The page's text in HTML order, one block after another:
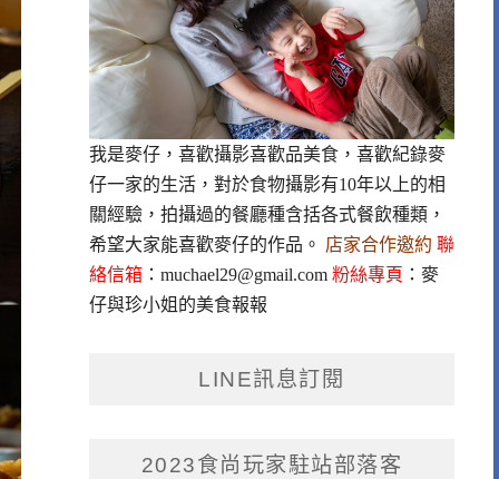
我是麥仔，喜歡攝影喜歡品美食，喜歡紀錄麥
仔一家的生活，對於食物攝影有10年以上的相
關經驗，拍攝過的餐廳種含括各式餐飲種類，
希望大家能喜歡麥仔的作品。 店家合作邀約 聯
絡信箱： muchael29@gmail.com 粉絲專頁 ： 麥
仔與珍小姐的美食報報
LINE訊息訂閱
2023食尚玩家駐站部落客